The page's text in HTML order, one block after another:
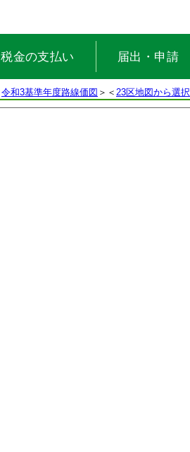
税金の支払い 届出・申請
令和3基準年度路線価図 ＞＜ 23区地図から選択